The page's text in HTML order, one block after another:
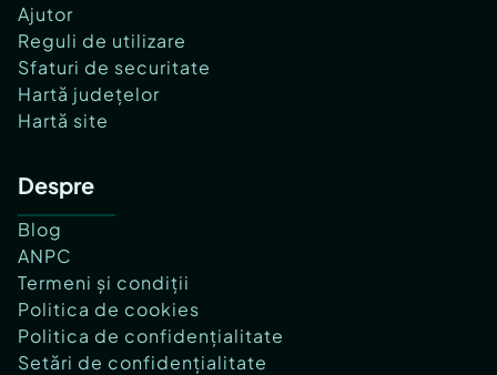
Ajutor
Reguli de utilizare
Sfaturi de securitate
Hartă județelor
Hartă site
Despre
Blog
ANPC
Termeni și condiții
Politica de cookies
Politica de confidențialitate
Setări de confidențialitate